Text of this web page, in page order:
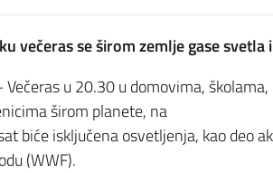
večeras se širom zemlje gase
Večeras u 20.30 u domovima,
širom planete, na
biće isključena osvetljenja, kao deo
(WWF).